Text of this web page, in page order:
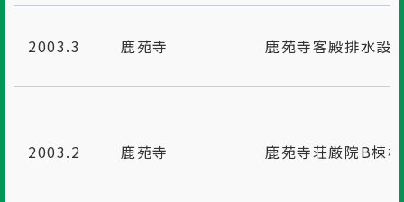
2003.3 鹿苑寺 鹿苑寺客殿排水設
2003.2 鹿苑寺 鹿苑寺荘厳院B棟